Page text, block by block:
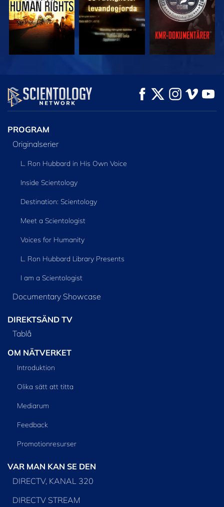
TITTA
UTFORSKA
SERIEN
PROGRAM
Originalserier
L. Ron Hubbard in His Own Voice
Inside Scientology
Destination: Scientology
Meet a Scientologist
Voices for Humanity
L. Ron Hubbard Library Presents
I am a Scientologist
Documentary Showcase
DIREKTSÄND TV
Tablå
OM NÄTVERKET
Introduktion
Olika sätt att titta
Mediarum
Feedback
Promotionresurser
VAR MAN KAN SE DEN
DIRECTV, KANAL 320
DIRECTV STREAM